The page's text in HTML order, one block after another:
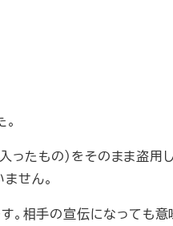
たもの）をそのまま盗用し
せん。
。相手の宣伝になっても意